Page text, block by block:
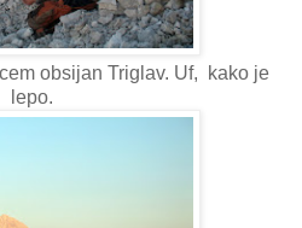
obsijan Triglav. Uf, kako je
lepo.